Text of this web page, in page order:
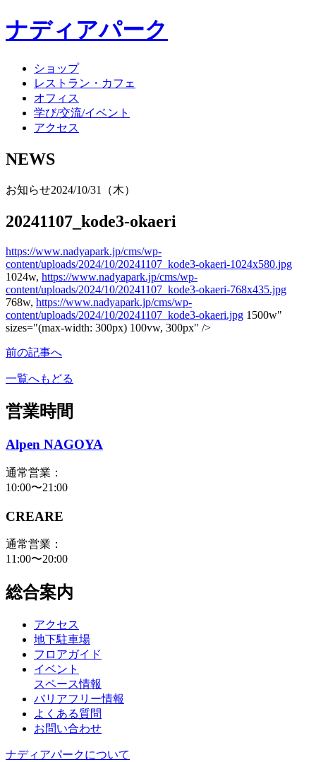
ナディアパーク
ショップ
レストラン・カフェ
オフィス
学び/交流/イベント
アクセス
NEWS
お知らせ2024/10/31（木）
20241107_kode3-okaeri
https://www.nadyapark.jp/cms/wp-
content/uploads/2024/10/20241107_kode3-okaeri-1024x580.jpg
1024w, https://www.nadyapark.jp/cms/wp-
content/uploads/2024/10/20241107_kode3-okaeri-768x435.jpg
768w, https://www.nadyapark.jp/cms/wp-
content/uploads/2024/10/20241107_kode3-okaeri.jpg 1500w"
sizes="(max-width: 300px) 100vw, 300px" />
前の記事へ
一覧へもどる
営業時間
Alpen NAGOYA
通常営業：
10:00〜21:00
CREARE
通常営業：
11:00〜20:00
総合案内
アクセス
地下駐車場
フロアガイド
イベント
スペース情報
バリアフリー情報
よくある質問
お問い合わせ
ナディアパークについて